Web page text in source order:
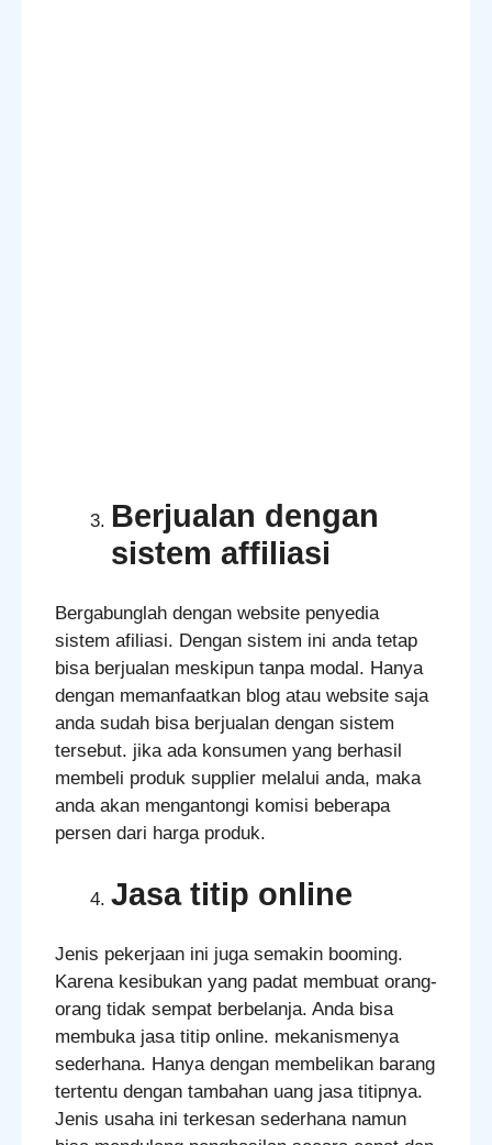
Berjualan dengan
sistem affiliasi
Bergabunglah dengan website penyedia
sistem afiliasi. Dengan sistem ini anda tetap
bisa berjualan meskipun tanpa modal. Hanya
dengan memanfaatkan blog atau website saja
anda sudah bisa berjualan dengan sistem
tersebut. jika ada konsumen yang berhasil
membeli produk supplier melalui anda, maka
anda akan mengantongi komisi beberapa
persen dari harga produk.
Jasa titip online
Jenis pekerjaan ini juga semakin booming.
Karena kesibukan yang padat membuat orang-
orang tidak sempat berbelanja. Anda bisa
membuka jasa titip online. mekanismenya
sederhana. Hanya dengan membelikan barang
tertentu dengan tambahan uang jasa titipnya.
Jenis usaha ini terkesan sederhana namun